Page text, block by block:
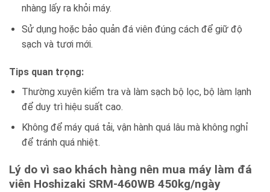
nhàng lấy ra khỏi máy.
Sử dụng hoặc bảo quản đá viên đúng cách để giữ độ
sạch và tươi mới.
Tips quan trọng:
Thường xuyên kiểm tra và làm sạch bộ lọc, bộ làm lạnh
để duy trì hiệu suất cao.
Không để máy quá tải, vận hành quá lâu mà không nghỉ
để tránh quá nhiệt.
Lý do vì sao khách hàng nên mua máy làm đá
viên Hoshizaki SRM-460WB 450kg/ngày